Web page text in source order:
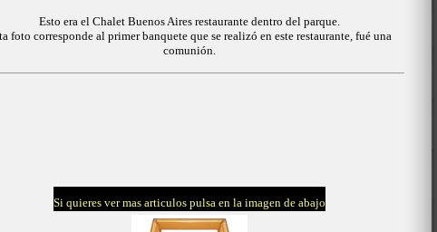
Esto era el Chalet Buenos Aires restaurante dentro del parque.
foto corresponde al primer banquete que se realizó en este restaurante, fué una
comunión.
Si quieres ver mas articulos pulsa en la imagen de abajo